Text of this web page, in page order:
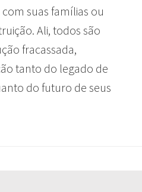
suas famílias ou
Ali, todos são
fracassada,
tanto do legado de
do futuro de seus